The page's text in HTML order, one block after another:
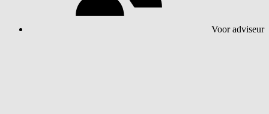
Voor adviseur